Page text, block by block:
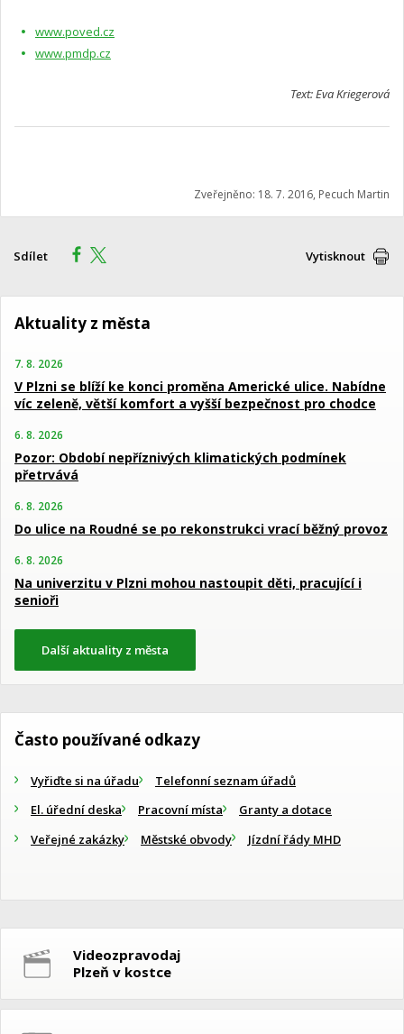
www.poved.cz
www.pmdp.cz
Text: Eva Kriegerová
Zveřejněno: 18. 7. 2016, Pecuch Martin
Sdílet Vytisknout
Aktuality z města
7. 8. 2026
V Plzni se blíží ke konci proměna Americké ulice. Nabídne
víc zeleně, větší komfort a vyšší bezpečnost pro chodce
6. 8. 2026
Pozor: Období nepříznivých klimatických podmínek
přetrvává
6. 8. 2026
Do ulice na Roudné se po rekonstrukci vrací běžný provoz
6. 8. 2026
Na univerzitu v Plzni mohou nastoupit děti, pracující i
senioři
Další aktuality z města
Často používané odkazy
Vyřiďte si na úřadu
Telefonní seznam úřadů
El. úřední deska
Pracovní místa
Granty a dotace
Veřejné zakázky
Městské obvody Jízdní řády MHD
Videozpravodaj
Plzeň v kostce